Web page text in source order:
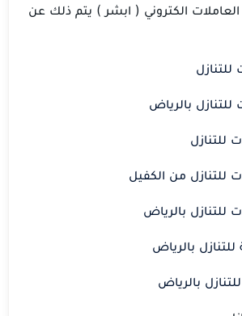
الكتروني ( ابشر ) يتم ذلك عن
للتنازل
للتنازل بالرياض
للتنازل
للتنازل من الكفيل
للتنازل بالرياض
بالرياض
بالرياض